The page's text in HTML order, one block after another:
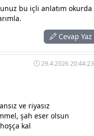
bu içli anlatım okurda
Cevap Yaz
29.4.2026 20:44:23
ve riyasız
şah eser olsun
kal